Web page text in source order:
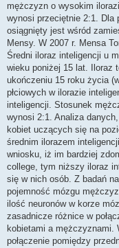
mężczyzn o wysokim
wynosi przeciętnie 2:1. Dla
osiągnięty jest wśród
Mensy. W 2007 r. Mensa
Średni iloraz inteligencji u
wieku poniżej 15 lat. Iloraz
ukończeniu 15 roku życia
płciowych w ilorazie
inteligencji. Stosunek
wynosi 2:1. Analiza
kobiet uczących się na
średnim ilorazem
wniosku, iż im bardziej
college, tym niższy iloraz
się w nich osób. Z badań
pojemność mózgu
ilość neuronów w korze
zasadnicze różnice w
kobietami a mężczyznami.
połączenie pomiędzy